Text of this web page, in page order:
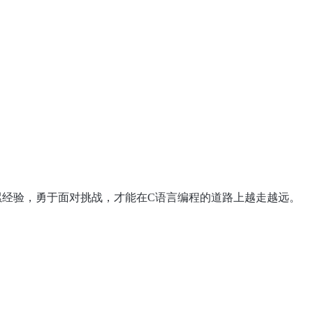
验，勇于面对挑战，才能在C语言编程的道路上越走越远。